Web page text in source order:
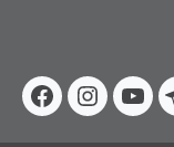
Facebook